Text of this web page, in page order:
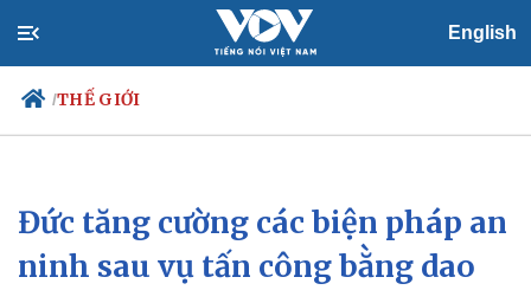
English
/THẾ GIỚI
Chính trị
Đảng
Tổ chức nhân sự
Xã hội
Tin 24h
Dự báo thời tiết
Đức tăng cường các biện pháp an
ninh sau vụ tấn công bằng dao